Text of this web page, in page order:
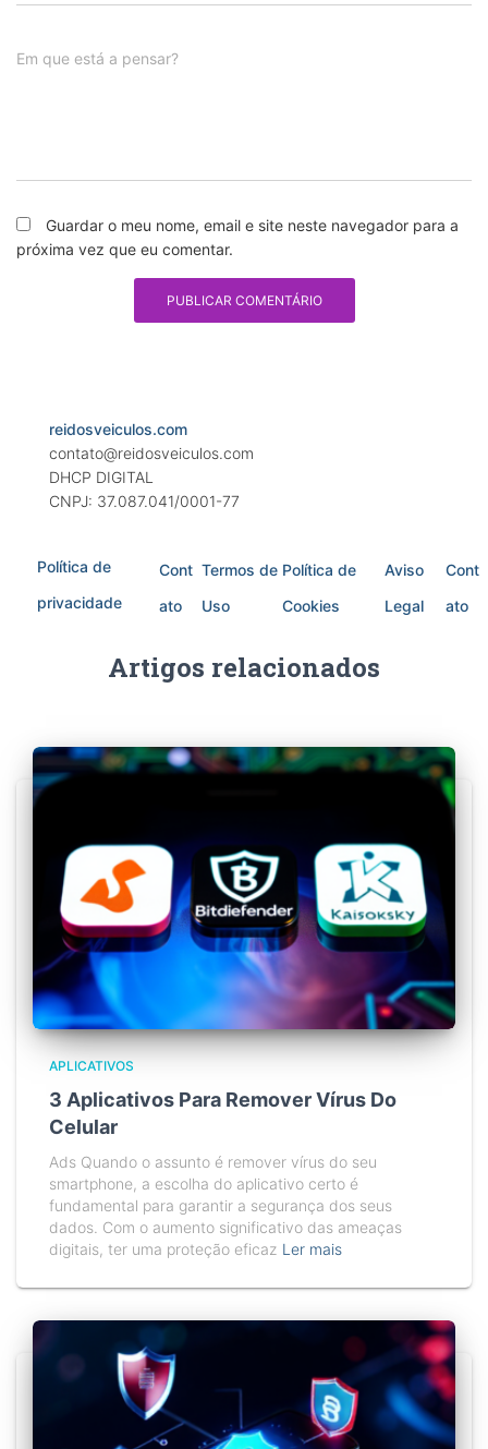
Em que está a pensar?
Guardar o meu nome, email e site neste navegador para a
próxima vez que eu comentar.
reidosveiculos.com
contato@reidosveiculos.com
DHCP DIGITAL
CNPJ: 37.087.041/0001-77
Política de
privacidade
Cont
ato
Termos de
Uso
Política de
Cookies
Aviso
Legal
Cont
ato
Artigos relacionados
APLICATIVOS
3 Aplicativos Para Remover Vírus Do
Celular
Ads Quando o assunto é remover vírus do seu
smartphone, a escolha do aplicativo certo é
fundamental para garantir a segurança dos seus
dados. Com o aumento significativo das ameaças
digitais, ter uma proteção eficaz Ler mais